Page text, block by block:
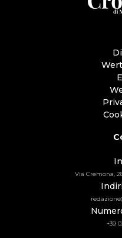
Via Cremona,
+39